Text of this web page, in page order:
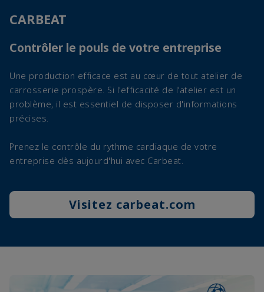
CARBEAT
Contrôler le pouls de votre entreprise
Une production efficace est au cœur de tout atelier de
carrosserie prospère. Si l'efficacité de l'atelier est un
problème, il est essentiel de disposer d'informations
précises.
Prenez le contrôle du rythme cardiaque de votre
entreprise dès aujourd'hui avec Carbeat.
Visitez carbeat.com